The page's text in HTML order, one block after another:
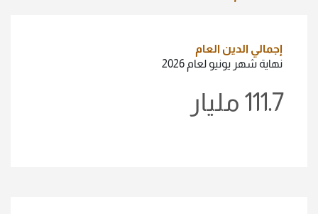
إجمالي الدين العام
نهاية شهر يونيو لعام 2026
111.7 مليار